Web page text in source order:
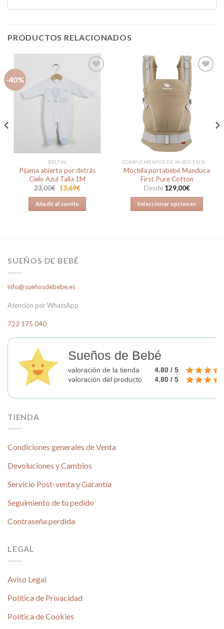
PRODUCTOS RELACIONADOS
-40%
Añadir
BELTIN
Pijama abierto por detrás
Cielo Azul Talla 1M
23,00€ El
precio
original
era:
23,00€.
13,69€El
13,69€.
Añadir al carrito
Mochila portabebé Manduca
First Pure Cotton
Desde 129,00€
Seleccionar opciones
SUEÑOS DE BEBÉ
info@sueñosdebebe.es
Atención por WhatsApp
722 175 040
Sueños de Bebé
valoración de la tienda
4.80 / 5
valoración del producto
4.80 / 5
TIENDA
Condiciones generales de Venta
Devoluciones y Cambios
Servicio Post-venta y Garantía
Seguimiento de tu pedido
Contraseña perdida
LEGAL
Aviso Legal
Política de Privacidad
Política de Cookies